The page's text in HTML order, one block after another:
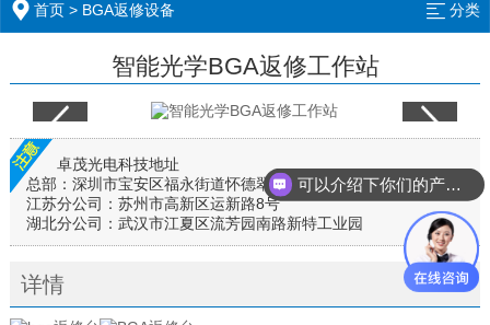
首页 > BGA返修设备 分类
智能光学BGA返修工作站
卓茂光电科技地址
总部：深圳市宝安区福永街道怀德翠海工业园10栋
江苏分公司：苏州市高新区运新路8号
湖北分公司：武汉市江夏区流芳园南路新特工业园
详情
可以介绍下你们的产品么